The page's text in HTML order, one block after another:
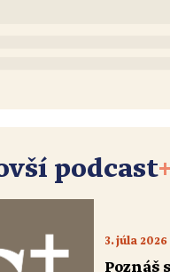
podcast
3. júla 2026
Poznáš